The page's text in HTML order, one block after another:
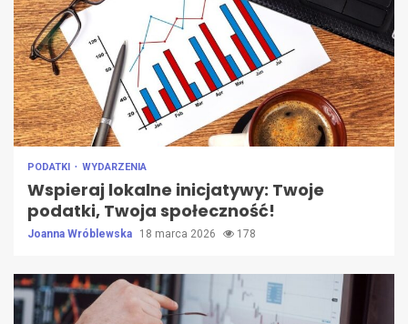
PODATKI WYDARZENIA
Wspieraj lokalne inicjatywy: Twoje
podatki, Twoja społeczność!
Joanna Wróblewska 18 marca 2026 178